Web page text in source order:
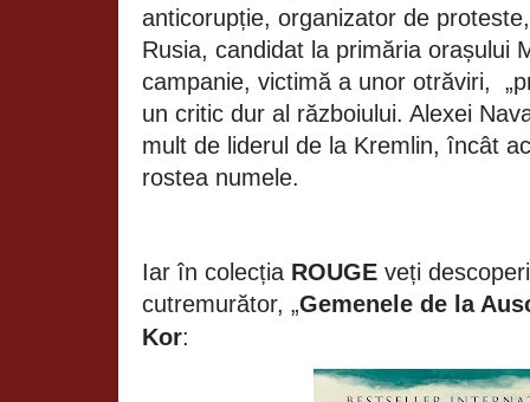
anticorupție, organizator de
Rusia, candidat la primăria orașului
campanie, victimă a unor otrăviri,
un critic dur al războiului. Alexei
mult de liderul de la Kremlin, încât
rostea numele.
Iar în colecția ROUGE veți
cutremurător, „Gemenele de la
Kor: